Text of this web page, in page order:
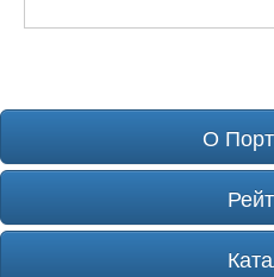
О